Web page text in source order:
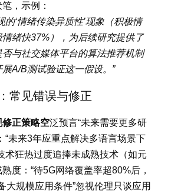
，示例：
的‘情绪传染异质性’现象（积极情
绪快37%），为后续研究提供了
与社交媒体平台的算法推荐机制
A/B测试验证这一假设。”
常见错误与修正
正策略空泛预言“未来需要更多研
“未来3年应重点解决多语言场景下
术狂热过度追捧未成熟技术（如元
度：“待5G网络覆盖率超80%后，
大规模应用条件”忽视伦理只谈应用